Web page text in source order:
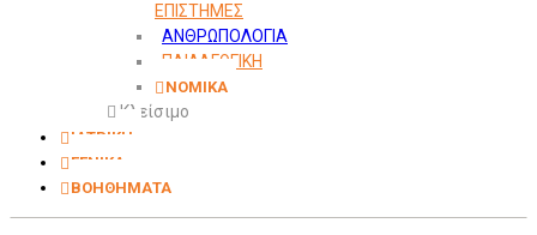
ΕΠΙΣΤΗΜΕΣ
ΑΝΘΡΩΠΟΛΟΓΙΑ
ΠΑΙΔΑΓΩΓΙΚΗ
ΝΟΜΙΚΑ
Κλείσιμο
ΙΑΤΡΙΚΗ
ΓΕΝΙΚΑ
ΒΟΗΘΗΜΑΤΑ